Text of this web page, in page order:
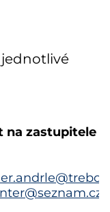
na zastupitele